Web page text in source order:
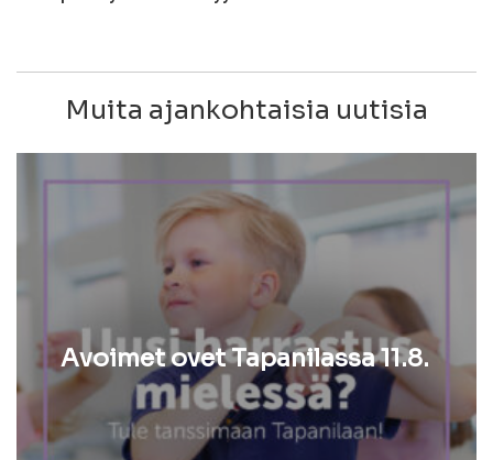
Muita ajankohtaisia uutisia
Avoimet ovet Tapanilassa 11.8.